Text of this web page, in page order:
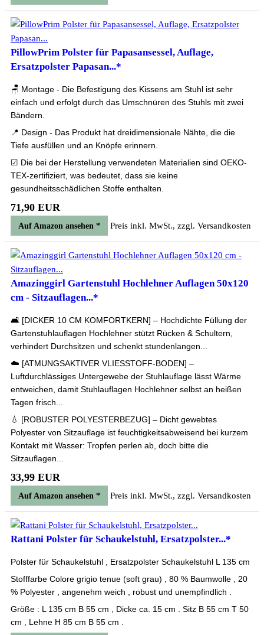
PillowPrim Polster für Papasansessel, Auflage,
Ersatzpolster Papasan...*
🪑 Montage - Die Befestigung des Kissens am Stuhl ist sehr
einfach und erfolgt durch das Umschnüren des Stuhls mit zwei
Bändern.
📍 Design - Das Produkt hat dreidimensionale Nähte, die die
Tiefe ausfüllen und an Knöpfe erinnern.
☑ Die bei der Herstellung verwendeten Materialien sind OEKO-
TEX-zertifiziert, was bedeutet, dass sie keine
gesundheitsschädlichen Stoffe enthalten.
71,90 EUR
Auf Amazon ansehen * Preis inkl. MwSt., zzgl. Versandkosten
Amazinggirl Gartenstuhl Hochlehner Auflagen 50x120
cm - Sitzauflagen...*
🛋️ [DICKER 10 CM KOMFORTKERN] – Hochdichte Füllung der
Gartenstuhlauflagen Hochlehner stützt Rücken & Schultern,
verhindert Durchsitzen und schenkt stundenlangen...
☁️ [ATMUNGSAKTIVER VLIESSTOFF-BODEN] –
Luftdurchlässiges Untergewebe der Stuhlauflage lässt Wärme
entweichen, damit Stuhlauflagen Hochlehner selbst an heißen
Tagen frisch...
💧 [ROBUSTER POLYESTERBEZUG] – Dicht gewebtes
Polyester von Sitzauflage ist feuchtigkeitsabweisend bei kurzem
Kontakt mit Wasser: Tropfen perlen ab, doch bitte die
Sitzauflagen...
33,99 EUR
Auf Amazon ansehen * Preis inkl. MwSt., zzgl. Versandkosten
Rattani Polster für Schaukelstuhl, Ersatzpolster...*
Polster für Schaukelstuhl , Ersatzpolster Schaukelstuhl L 135 cm
Stofffarbe Colore grigio tenue (soft grau) , 80 % Baumwolle , 20
% Polyester , angenehm weich , robust und unempfindlich .
Größe : L 135 cm B 55 cm , Dicke ca. 15 cm . Sitz B 55 cm T 50
cm , Lehne H 85 cm B 55 cm .